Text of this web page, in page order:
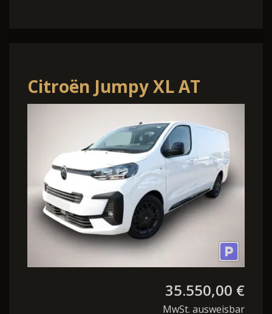
Citroën Jumpy XL AT
WinterP Kam AHK
ModuWork Holz StyleP
35.550,00 €
MwSt. ausweisbar